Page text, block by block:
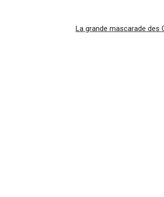
La grande mascarade des